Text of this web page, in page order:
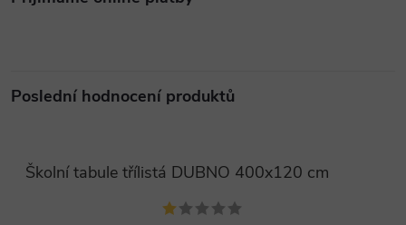
Poslední hodnocení produktů
Školní tabule třílistá DUBNO 400x120 cm